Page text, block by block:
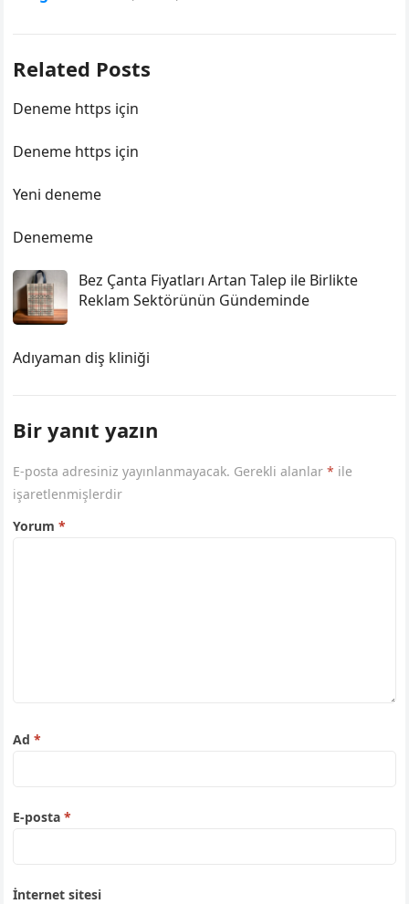
Related Posts
Deneme https için
Deneme https için
Yeni deneme
Denememe
Bez Çanta Fiyatları Artan Talep ile Birlikte
Reklam Sektörünün Gündeminde
Adıyaman diş kliniği
Bir yanıt yazın
E-posta adresiniz yayınlanmayacak. Gerekli alanlar* ile
işaretlenmişlerdir
Yorum*
Ad*
E-posta*
İnternet sitesi